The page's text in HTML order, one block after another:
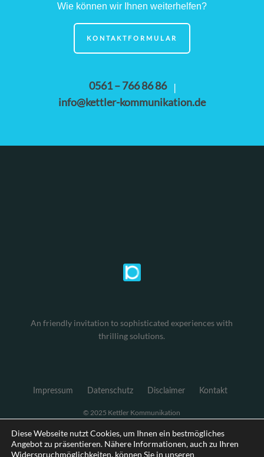
Wie können wir Ihnen weiterhelfen?
KONTAKTFORMULAR
0561 – 766 86 86 |
info@kettler-kommunikation.de
An friendly invitation to sophisticated experiences with
thrilling solutions.
Impressum Datenschutz Disclaimer Kontakt
© 2025 Kettler Kommunikation
Diese Webseite nutzt Cookies, um Ihnen ein bestmögliches
Angebot zu präsentieren. Nähere Informationen, auch zu Ihren
Widerspruchmöglichkeiten, können Sie in unseren